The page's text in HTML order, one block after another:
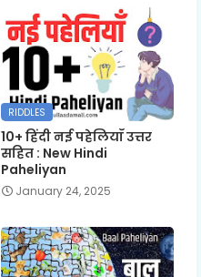
RIDDLES
10+ हिंदी नई पहेलियाँ उत्तर
सहित : New Hindi
Paheliyan
January 24, 2025